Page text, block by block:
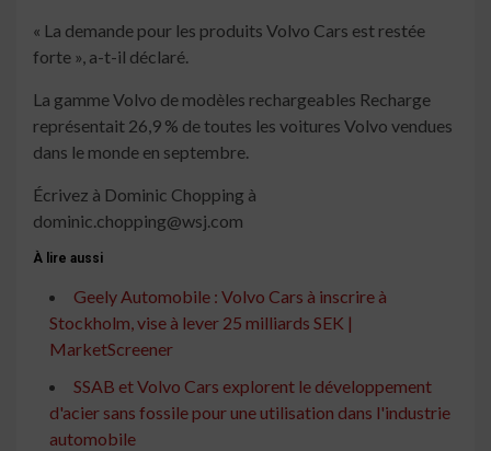
« La demande pour les produits Volvo Cars est restée
forte », a-t-il déclaré.
La gamme Volvo de modèles rechargeables Recharge
représentait 26,9 % de toutes les voitures Volvo vendues
dans le monde en septembre.
Écrivez à Dominic Chopping à
dominic.chopping@wsj.com
À lire aussi
Geely Automobile : Volvo Cars à inscrire à
Stockholm, vise à lever 25 milliards SEK |
MarketScreener
SSAB et Volvo Cars explorent le développement
d'acier sans fossile pour une utilisation dans l'industrie
automobile